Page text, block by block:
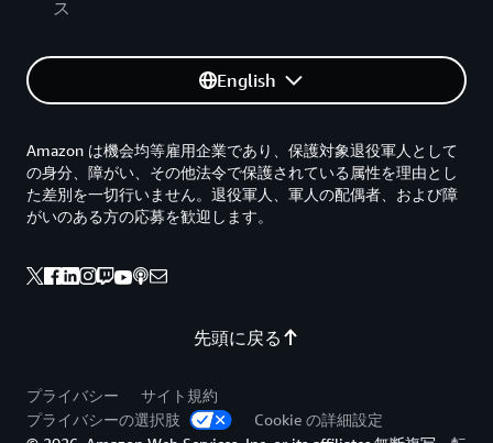
ス
English
先頭に戻る
Amazon は機会均等雇用企業であり、保護対象退役軍人として
の身分、障がい、その他法令で保護されている属性を理由とし
た差別を一切行いません。退役軍人、軍人の配偶者、および障
がいのある方の応募を歓迎します。
プライバシー
サイト規約
プライバシーの選択肢
Cookie の詳細設定